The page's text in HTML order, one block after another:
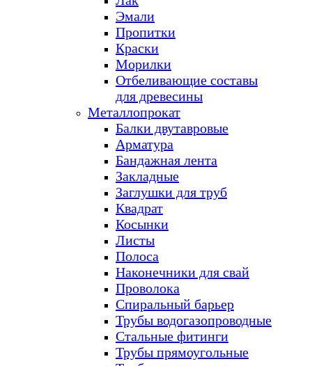
Эмали
Пропитки
Краски
Морилки
Отбеливающие составы
для древесины
Металлопрокат
Балки двутавровые
Арматура
Бандажная лента
Закладные
Заглушки для труб
Квадрат
Косынки
Листы
Полоса
Наконечники для свай
Проволока
Спиральный барьер
Трубы водогазопроводные
Стальные фитинги
Трубы прямоугольные